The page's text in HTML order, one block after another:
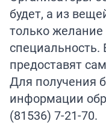
будет, а из
только
специальность.
предоставят
Для получения
информации
(81536) 7-21-70.